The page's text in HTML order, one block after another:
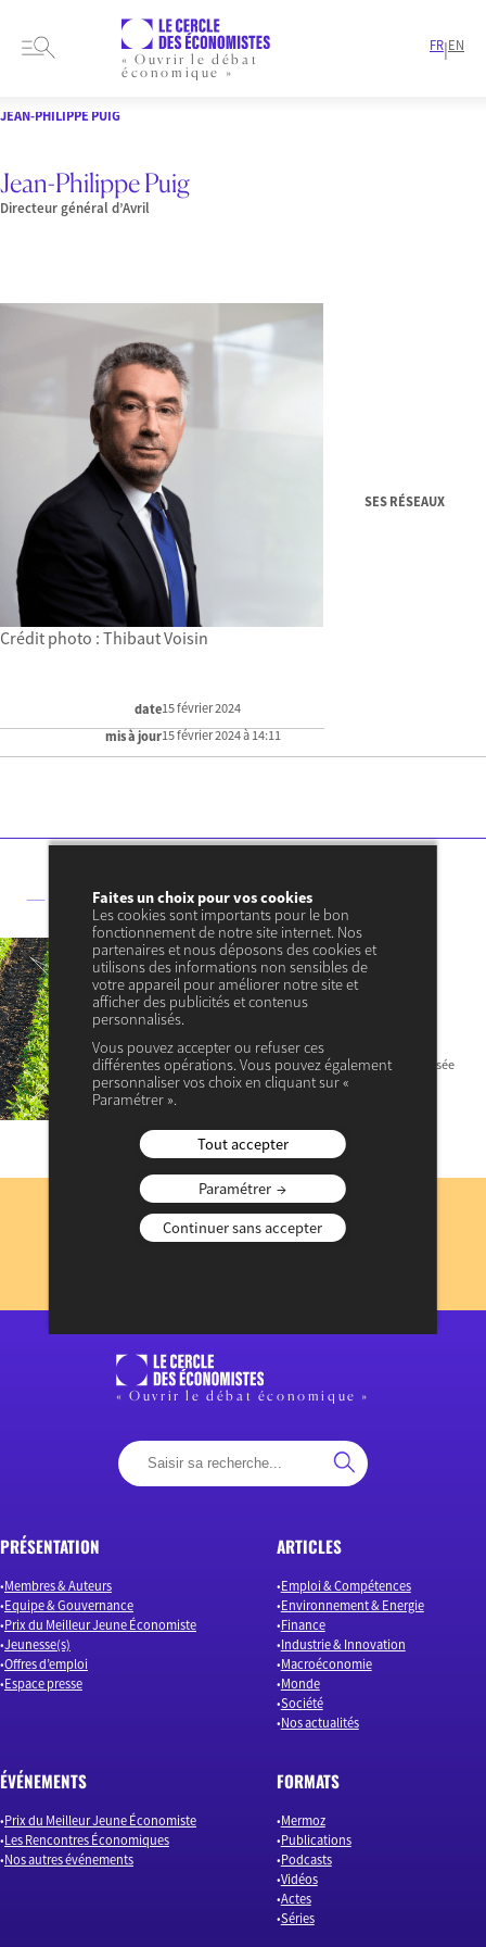
« Ouvrir le débat
économique »
FR|EN
JEAN-PHILIPPE PUIG
Jean-Philippe Puig
Directeur général d’Avril
Crédit photo : Thibaut Voisin
SES RÉSEAUX
date15 février 2024
mis à jour15 février 2024 à 14:11
— Ses articles
10 JUILLET 2023
— ENVIRONNEMENT & ÉNERGIE
Pour l’industrie verte, choisir
une agriculture de solutions
L’agriculture est au cœur de la problématique de la
transition écologique et énergétique. Souvent accusée
de tous les mots en matière de pollution,
surexploitation des sols et autres…
Abonnez-vous
à notre lettre d’information
« Ouvrir le débat économique »
PRÉSENTATION
Membres & Auteurs
Equipe & Gouvernance
Prix du Meilleur Jeune Économiste
Jeunesse(s)
Offres d’emploi
Espace presse
ARTICLES
Emploi & Compétences
Environnement & Energie
Finance
Industrie & Innovation
Macroéconomie
Monde
Société
Nos actualités
ÉVÉNEMENTS
Prix du Meilleur Jeune Économiste
Les Rencontres Économiques
Nos autres événements
FORMATS
Mermoz
Publications
Podcasts
Vidéos
Actes
Séries
Faites un choix pour vos cookies
Les cookies sont importants pour le bon
fonctionnement de notre site internet. Nos
partenaires et nous déposons des cookies et
utilisons des informations non sensibles de
votre appareil pour améliorer notre site et
afficher des publicités et contenus
personnalisés.
Vous pouvez accepter ou refuser ces
différentes opérations. Vous pouvez également
personnaliser vos choix en cliquant sur «
Paramétrer ».
Tout accepter
Paramétrer
Continuer sans accepter